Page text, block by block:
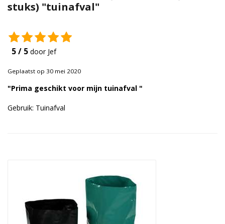
Tape en stickers
stuks) "tuinafval"
5 / 5 door Jef
Geplaatst op 30 mei 2020
"Prima geschikt voor mijn tuinafval "
Gebruik: Tuinafval